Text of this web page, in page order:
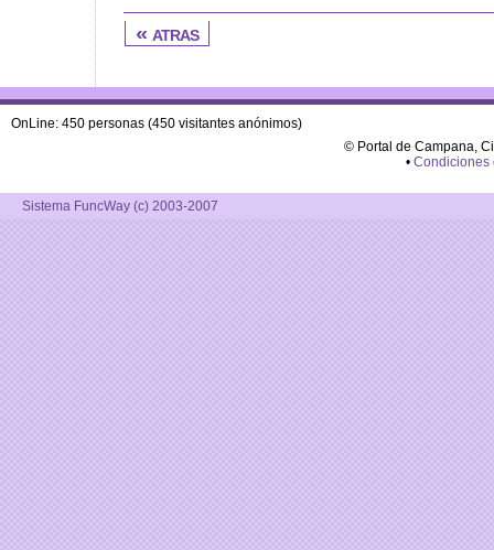
« atras
OnLine: 450 personas (450 visitantes anónimos)
© Portal de Campana,
• Condiciones
Sistema FuncWay (c) 2003-2007